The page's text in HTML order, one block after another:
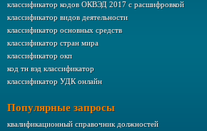
классификатор кодов ОКВЭД 2017 с расшифровкой
классификатор видов деятельности
классификатор основных средств
классификатор стран мира
классификатор окп
код тн вэд классификатор
классификатор УДК онлайн
Популярные запросы
квалификационный справочник должностей